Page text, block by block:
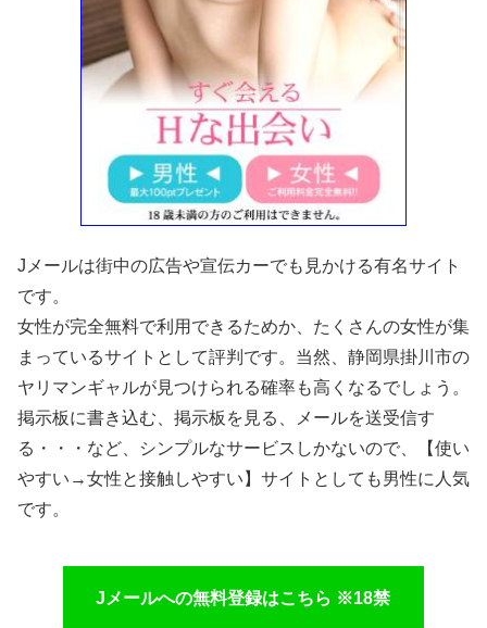
Jメールは街中の広告や宣伝カーでも見かける有名サイト
です。
女性が完全無料で利用できるためか、たくさんの女性が集
まっているサイトとして評判です。当然、静岡県掛川市の
ヤリマンギャルが見つけられる確率も高くなるでしょう。
掲示板に書き込む、掲示板を見る、メールを送受信す
る・・・など、シンプルなサービスしかないので、【使い
やすい→女性と接触しやすい】サイトとしても男性に人気
です。
Jメールへの無料登録はこちら ※18禁